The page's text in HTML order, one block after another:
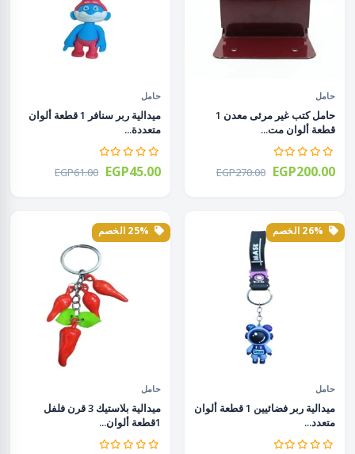
حامل
حامل كتب غير مرئى معدن 1
قطعة ألوان مت...
EGP270.00 EGP200.00
حامل
ميدالية ربر سنافر 1 قطعة ألوان
متعددة...
EGP61.00 EGP45.00
حامل
ميدالية ربر فضائيين 1 قطعة ألوان
متعدد...
حامل
ميدالية بلاستيك 3 قرن فلفل
1قطعة ألوان...